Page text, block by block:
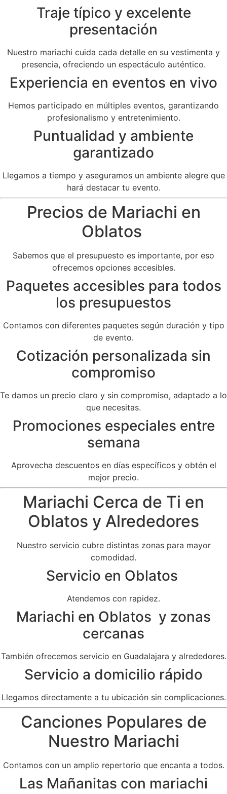
Traje típico y excelente
presentación
Nuestro mariachi cuida cada detalle en su vestimenta y
presencia, ofreciendo un espectáculo auténtico.
Experiencia en eventos en vivo
Hemos participado en múltiples eventos, garantizando
profesionalismo y entretenimiento.
Puntualidad y ambiente
garantizado
Llegamos a tiempo y aseguramos un ambiente alegre que
hará destacar tu evento.
Precios de Mariachi en
Oblatos
Sabemos que el presupuesto es importante, por eso
ofrecemos opciones accesibles.
Paquetes accesibles para todos
los presupuestos
Contamos con diferentes paquetes según duración y tipo
de evento.
Cotización personalizada sin
compromiso
Te damos un precio claro y sin compromiso, adaptado a lo
que necesitas.
Promociones especiales entre
semana
Aprovecha descuentos en días específicos y obtén el
mejor precio.
Mariachi Cerca de Ti en
Oblatos y Alrededores
Nuestro servicio cubre distintas zonas para mayor
comodidad.
Servicio en Oblatos
Atendemos con rapidez.
Mariachi en Oblatos y zonas
cercanas
También ofrecemos servicio en Guadalajara y alrededores.
Servicio a domicilio rápido
Llegamos directamente a tu ubicación sin complicaciones.
Canciones Populares de
Nuestro Mariachi
Contamos con un amplio repertorio que encanta a todos.
Las Mañanitas con mariachi